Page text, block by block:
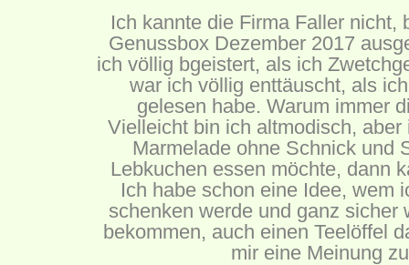
Ich kannte die Firma Faller nicht,
Genussbox Dezember 2017
ich völlig bgeistert, als ich
war ich völlig enttäuscht, als
gelesen habe. Warum immer
Vielleicht bin ich altmodisch,
Marmelade ohne Schnick und
Lebkuchen essen möchte, dann
Ich habe schon eine Idee, wem
schenken werde und ganz sicher
bekommen, auch einen Teelöffel
mir eine Meinung